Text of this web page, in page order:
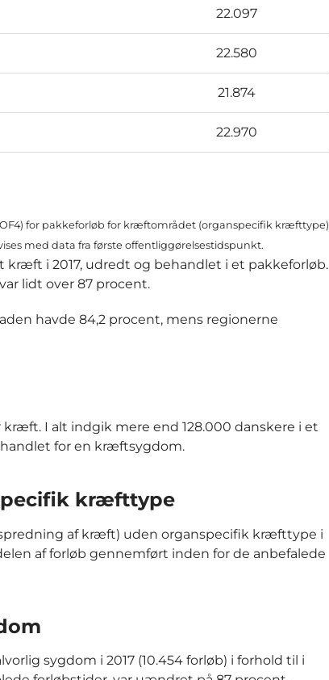
22.097
22.580
21.874
22.970
for pakkeforløb for kræftområdet (organspecifik kræfttype)
med data fra første offentliggørelsestidspunkt.
i 2017, udredt og behandlet i et pakkeforløb.
lidt over 87 procent.
havde 84,2 procent, mens regionerne
I alt indgik mere end 128.000 danskere i et
for en kræftsygdom.
kræfttype
af kræft) uden organspecifik kræfttype i
af forløb gennemført inden for de anbefalede
sygdom i 2017 (10.454 forløb) i forhold til i